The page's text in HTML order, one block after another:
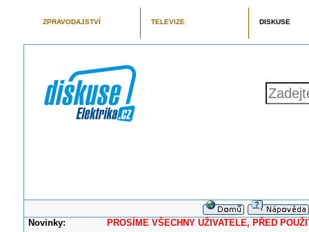
ZPRAVODAJSTVÍ TELEVIZE DISKUSE
Novinky: PROSÍME VŠECHNY UŽIVATELE, PŘED